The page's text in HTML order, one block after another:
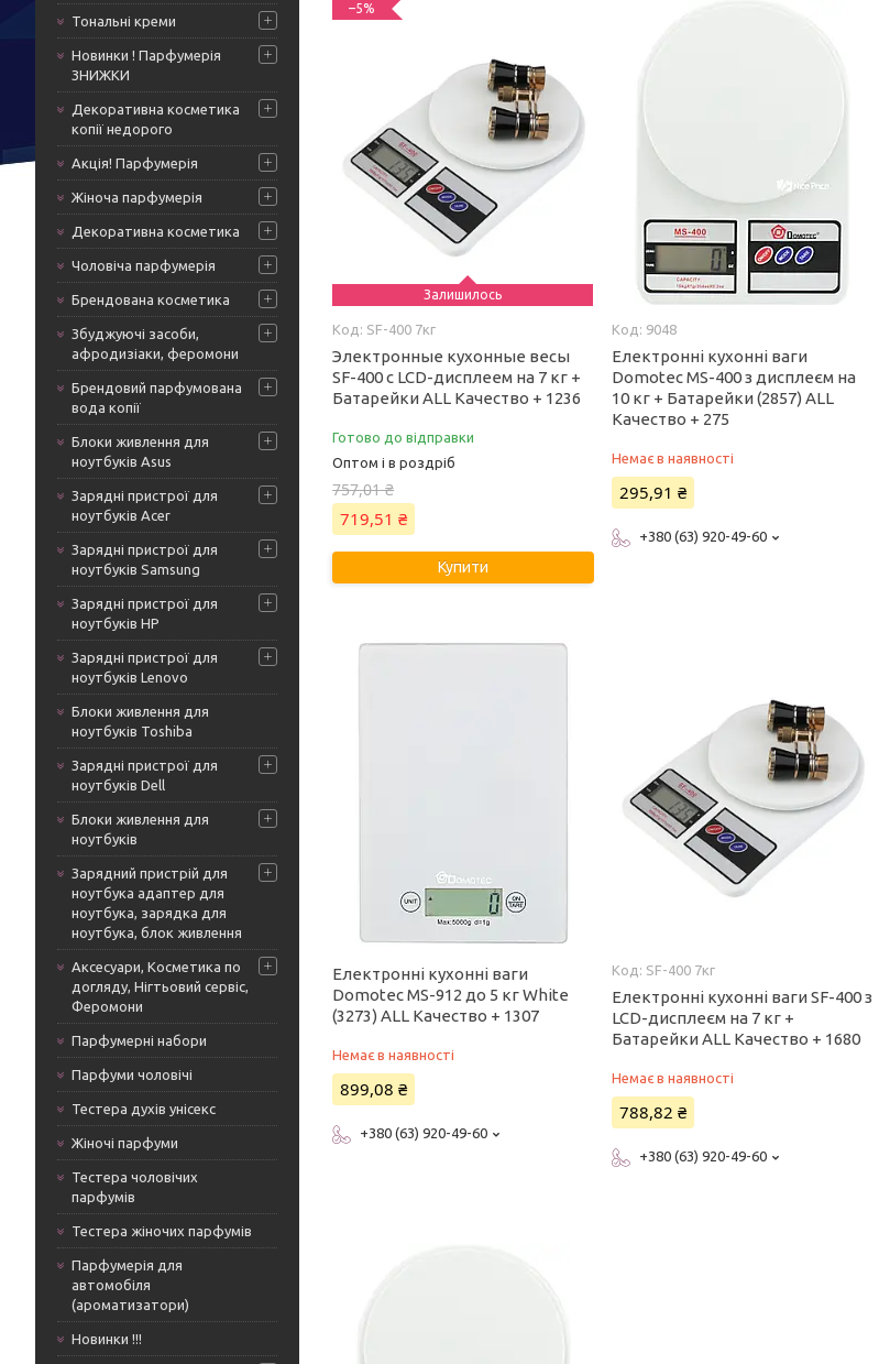
Тональні креми
Новинки ! Парфумерія
ЗНИЖКИ
Декоративна косметика
копії недорого
Акція! Парфумерія
Жіноча парфумерія
Декоративна косметика
Чоловіча парфумерія
Брендована косметика
Збуджуючі засоби,
афродизіаки, феромони
Брендовий парфумована
вода копії
Блоки живлення для
ноутбуків Asus
Зарядні пристрої для
ноутбуків Acer
Зарядні пристрої для
ноутбуків Samsung
Зарядні пристрої для
ноутбуків HP
Зарядні пристрої для
ноутбуків Lenovo
Блоки живлення для
ноутбуків Toshiba
Зарядні пристрої для
ноутбуків Dell
Блоки живлення для
ноутбуків
Зарядний пристрій для
ноутбука адаптер для
ноутбука, зарядка для
ноутбука, блок живлення
Аксесуари, Косметика по
догляду, Нігтьовий сервіс,
Феромони
Парфумерні набори
Парфуми чоловічі
Тестера духів унісекс
Жіночі парфуми
Тестера чоловічих
парфумів
Тестера жіночих парфумів
Парфумерія для
автомобіля
(ароматизатори)
Новинки !!!
–5%
Залишилось
SF-400 7кг
Электронные кухонные весы
SF-400 с LCD-дисплеем на 7 кг +
Батарейки ALL Качество + 1236
Готово до відправки
Оптом і в роздріб
757,01 ₴
719,51 ₴
Купити
9048
Електронні кухонні ваги
Domotec MS-400 з дисплеєм на
10 кг + Батарейки (2857) ALL
Качество + 275
Немає в наявності
295,91 ₴
+380 (63) 920-49-60
Електронні кухонні ваги
Domotec MS-912 до 5 кг White
(3273) ALL Качество + 1307
Немає в наявності
899,08 ₴
+380 (63) 920-49-60
SF-400 7кг
Електронні кухонні ваги SF-400 з
LCD-дисплеєм на 7 кг +
Батарейки ALL Качество + 1680
Немає в наявності
788,82 ₴
+380 (63) 920-49-60